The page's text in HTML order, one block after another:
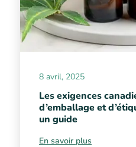
8 avril, 2025
Les exigences
d’emballage et
un guide
En savoir plus